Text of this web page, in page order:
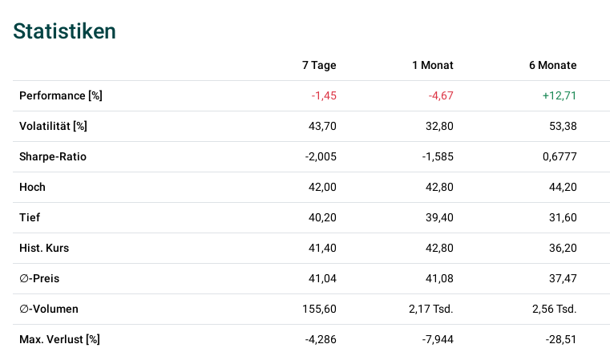
Statistiken
7 Tage 1 Monat 6 Monate
Performance [%] -1,45 -4,67 +12,71
Volatilität [%] 43,70 32,80 53,38
Sharpe-Ratio -2,005 -1,585 0,6777
Hoch 42,00 42,80 44,20
Tief 40,20 39,40 31,60
Hist. Kurs 41,40 42,80 36,20
∅-Preis 41,04 41,08 37,47
∅-Volumen 155,60 2,17 Tsd. 2,56 Tsd.
Max. Verlust [%] -4,286 -7,944 -28,51